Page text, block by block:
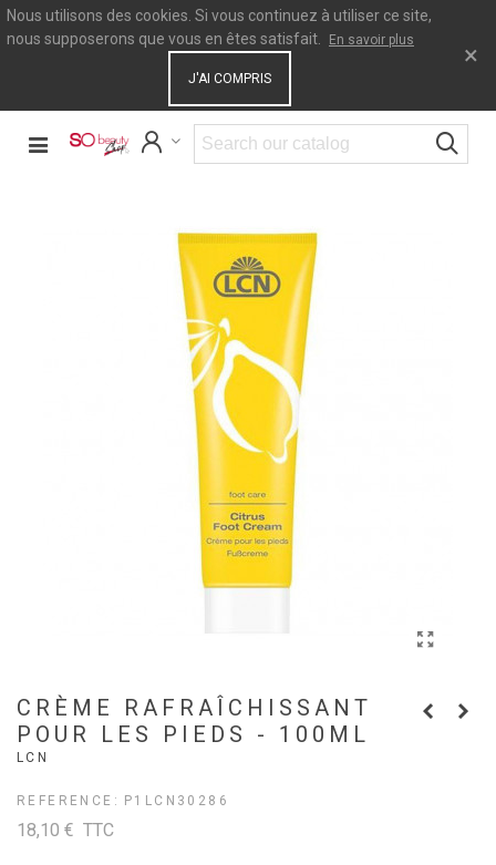
Nous utilisons des cookies. Si vous continuez à utiliser ce site,
nous supposerons que vous en êtes satisfait.
En savoir plus
J'AI COMPRIS
×
CRÈME RAFRAÎCHISSANT
POUR LES PIEDS - 100ML
LCN
REFERENCE: P1LCN30286
18,10 € TTC